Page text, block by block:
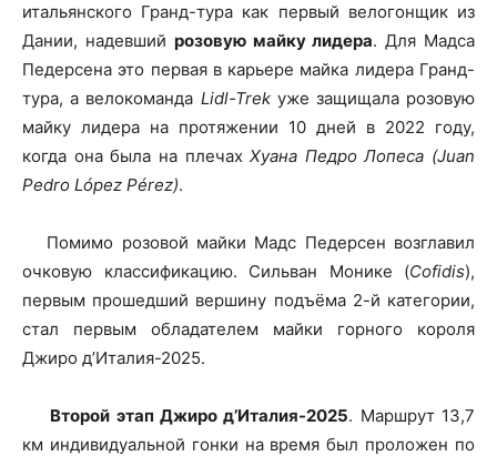
итальянского Гранд-тура как первый велогонщик из
Дании, надевший розовую майку лидера. Для Мадса
Педерсена это первая в карьере майка лидера Гранд-
тура, а велокоманда Lidl-Trekуже защищала розовую
майку лидера на протяжении 10 дней в 2022 году,
когда она была на плечахХуана Педро Лопеса (Juan
Pedro López Pérez).
Помимо розовой майки Мадс Педерсен возглавил
очковую классификацию. Сильван Монике (Cofidis),
первым прошедший вершину подъёма 2-й категории,
стал первым обладателем майки горного короля
Джиро д’Италия-2025.
Второй этап Джиро д’Италия-2025. Маршрут 13,7
км индивидуальной гонки на время был проложен по